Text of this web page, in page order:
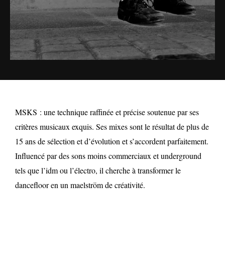
MSKS : une technique raffinée et précise soutenue par ses
critères musicaux exquis. Ses mixes sont le résultat de plus de
15 ans de sélection et d’évolution et s’accordent parfaitement.
Influencé par des sons moins commerciaux et underground
tels que l’idm ou l’électro, il cherche à transformer le
dancefloor en un maelström de créativité.